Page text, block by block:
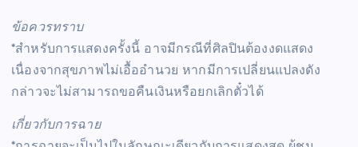
ข้อควรทราบ
*สำหรับการแสดงครั้งนี้ อาจมีกรณีที่ศิลปินต้องงดแสดง
เนื่องจากสุขภาพไม่เอื้ออำนวย หากมีการเปลี่ยนแปลงดัง
กล่าวจะไม่สามารถขอคืนเงินหรือยกเลิกตั๋วได้
เกี่ยวกับการฉาย